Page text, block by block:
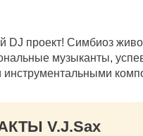
DJ проект! Симбиоз
музыканты,
инструментальными
V.J.Sax